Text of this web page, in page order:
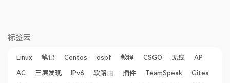
标签云
Linux 笔记 Centos ospf 教程 CSGO 无线
AP
AC
三层发现 IPv6 软路由 插件 TeamSpeak
Gitea